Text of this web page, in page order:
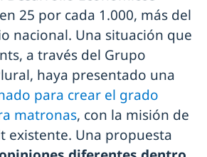
25 por cada 1.000, más del
nacional. Una situación que
a través del Grupo
haya presentado una
para crear el grado
matronas, con la misión de
existente. Una propuesta